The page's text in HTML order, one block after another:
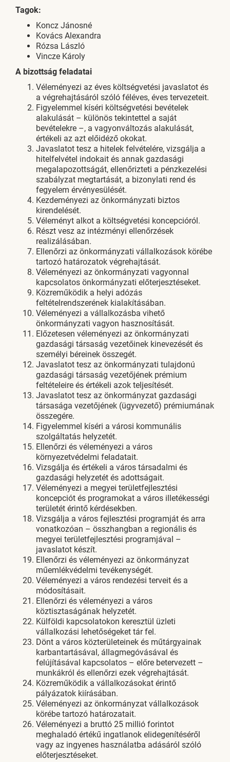
Tagok:
Koncz Jánosné
Kovács Alexandra
Rózsa László
Vincze Károly
A bizottság feladatai
Véleményezi az éves költségvetési javaslatot és
a végrehajtásáról szóló féléves, éves tervezeteit.
Figyelemmel kíséri költségvetési bevételek
alakulását – különös tekintettel a saját
bevételekre –, a vagyonváltozás alakulását,
értékeli az azt előidéző okokat.
Javaslatot tesz a hitelek felvételére, vizsgálja a
hitelfelvétel indokait és annak gazdasági
megalapozottságát, ellenőrizteti a pénzkezelési
szabályzat megtartását, a bizonylati rend és
fegyelem érvényesülését.
Kezdeményezi az önkormányzati biztos
kirendelését.
Véleményt alkot a költségvetési koncepcióról.
Részt vesz az intézményi ellenőrzések
realizálásában.
Ellenőrzi az önkormányzati vállalkozások körébe
tartozó határozatok végrehajtását.
Véleményezi az önkormányzati vagyonnal
kapcsolatos önkormányzati előterjesztéseket.
Közreműködik a helyi adózás
feltételrendszerének kialakításában.
Véleményezi a vállalkozásba vihető
önkormányzati vagyon hasznosítását.
Előzetesen véleményezi az önkormányzati
gazdasági társaság vezetőinek kinevezését és
személyi béreinek összegét.
Javaslatot tesz az önkormányzati tulajdonú
gazdasági társaság vezetőjének prémium
feltételeire és értékeli azok teljesítését.
Javaslatot tesz az önkormányzat gazdasági
társasága vezetőjének (ügyvezető) prémiumának
összegére.
Figyelemmel kíséri a városi kommunális
szolgáltatás helyzetét.
Ellenőrzi és véleményezi a város
környezetvédelmi feladatait.
Vizsgálja és értékeli a város társadalmi és
gazdasági helyzetét és adottságait.
Véleményezi a megyei területfejlesztési
koncepciót és programokat a város illetékességi
területét érintő kérdésekben.
Vizsgálja a város fejlesztési programját és arra
vonatkozóan – összhangban a regionális és
megyei területfejlesztési programjával –
javaslatot készít.
Ellenőrzi és véleményezi az önkormányzat
műemlékvédelmi tevékenységét.
Véleményezi a város rendezési terveit és a
módosításait.
Ellenőrzi és véleményezi a város
köztisztaságának helyzetét.
Külföldi kapcsolatokon keresztül üzleti
vállalkozási lehetőségeket tár fel.
Dönt a város közterületeinek és műtárgyainak
karbantartásával, állagmegóvásával és
felújításával kapcsolatos – előre betervezett –
munkákról és ellenőrzi ezek végrehajtását.
Közreműködik a vállalkozásokat érintő
pályázatok kiírásában.
Véleményezi az önkormányzat vállalkozások
körébe tartozó határozatait.
Véleményezi a bruttó 25 millió forintot
meghaladó értékű ingatlanok elidegenítéséről
vagy az ingyenes használatba adásáról szóló
előterjesztéseket.